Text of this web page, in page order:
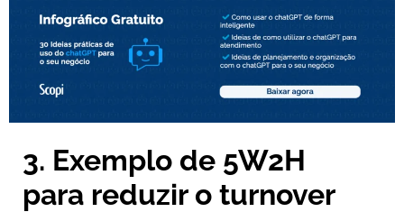
3. Exemplo de 5W2H
para reduzir o turnover